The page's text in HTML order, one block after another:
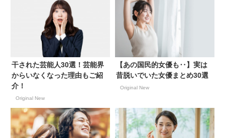
干された芸能人30選！芸能界
からいなくなった理由もご紹
介！
Original New
【あの国民的女優も‥】実は
昔脱いでいた女優まとめ30選
Original New